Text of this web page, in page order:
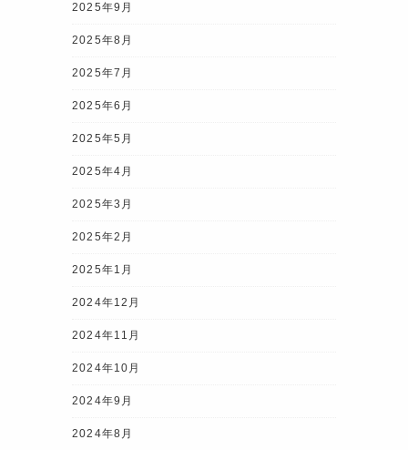
2025年9月
2025年8月
2025年7月
2025年6月
2025年5月
2025年4月
2025年3月
2025年2月
2025年1月
2024年12月
2024年11月
2024年10月
2024年9月
2024年8月